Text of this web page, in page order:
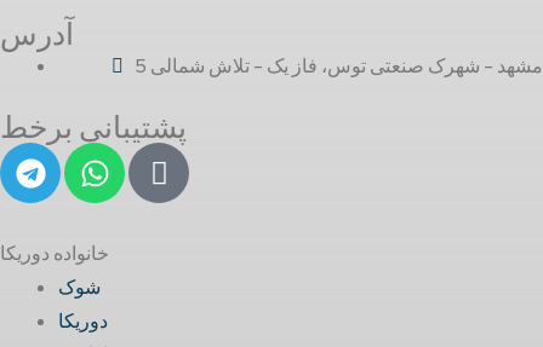
آدرس
مشهد - شهرک صنعتی توس، فاز یک - تلاش شمالی 5
پشتیبانی برخط
خانواده دوریکا
شوک
دوریکا